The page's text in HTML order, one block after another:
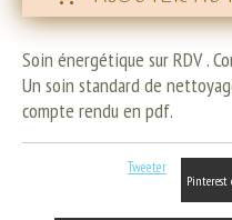
Soin énergétique sur RDV .
Un soin standard de
compte rendu en pdf.
Tweeter
Pinterest